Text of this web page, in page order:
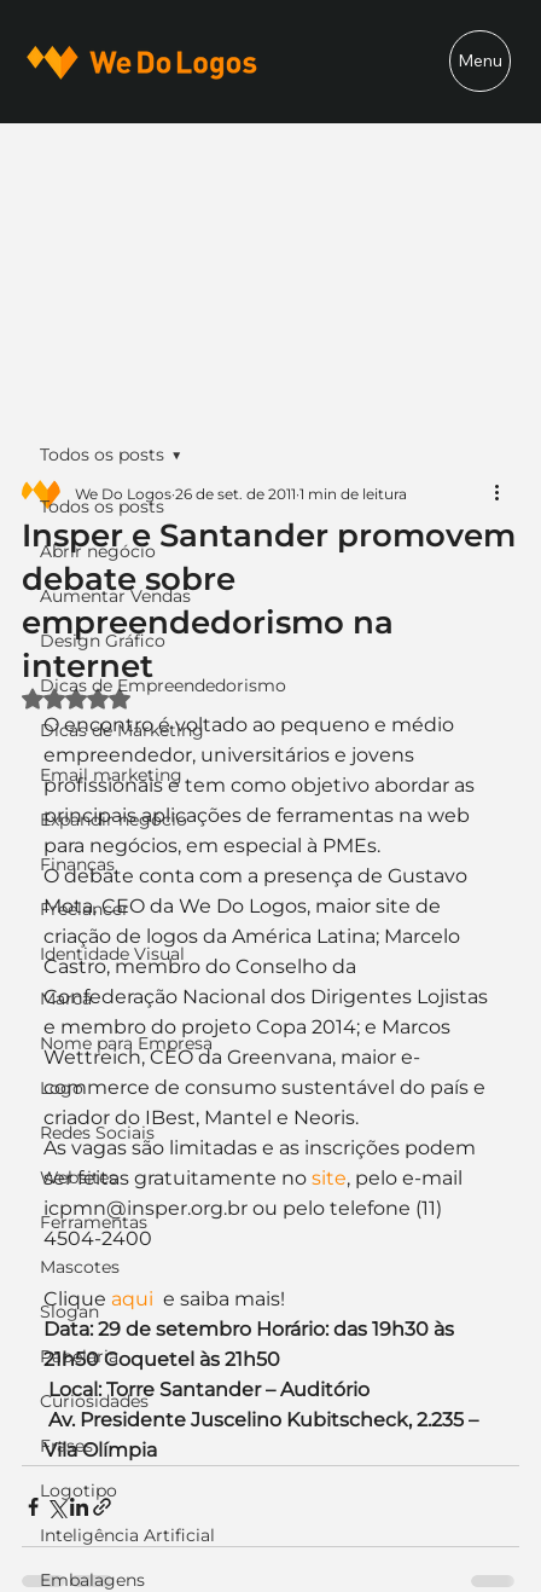
Menu
Todos os posts
Abrir negócio
Aumentar Vendas
Design Gráfico
Dicas de Empreendedorismo
Dicas de Marketing
Email marketing
Expandir negócio
Finanças
Freelancer
Identidade Visual
Marca
Nome para Empresa
Logo
Redes Sociais
Websites
Ferramentas
Mascotes
Slogan
Papelaria
Curiosidades
Frases
Logotipo
Inteligência Artificial
Embalagens
Todos os posts
Insper e Santander promovem
debate sobre
empreendedorismo na
internet
We Do Logos 26 de set. de 2011 1 min de leitura
Avaliado com NaN de 5 estrelas.
O encontro é voltado ao pequeno e médio
empreendedor, universitários e jovens
profissionais e tem como objetivo abordar as
principais aplicações de ferramentas na web
para negócios, em especial à PMEs.
O debate conta com a presença de Gustavo
Mota, CEO da We Do Logos, maior site de
criação de logos da América Latina; Marcelo
Castro, membro do Conselho da
Confederação Nacional dos Dirigentes Lojistas
e membro do projeto Copa 2014; e Marcos
Wettreich, CEO da Greenvana, maior e-
commerce de consumo sustentável do país e
criador do IBest, Mantel e Neoris.
As vagas são limitadas e as inscrições podem
ser feitas gratuitamente no site, pelo e-mail
icpmn@insper.org.br ou pelo telefone (11)
4504-2400
Clique aqui e saiba mais!
Data: 29 de setembro Horário: das 19h30 às
21h50 Coquetel às 21h50
Local: Torre Santander – Auditório
Vila Olímpia